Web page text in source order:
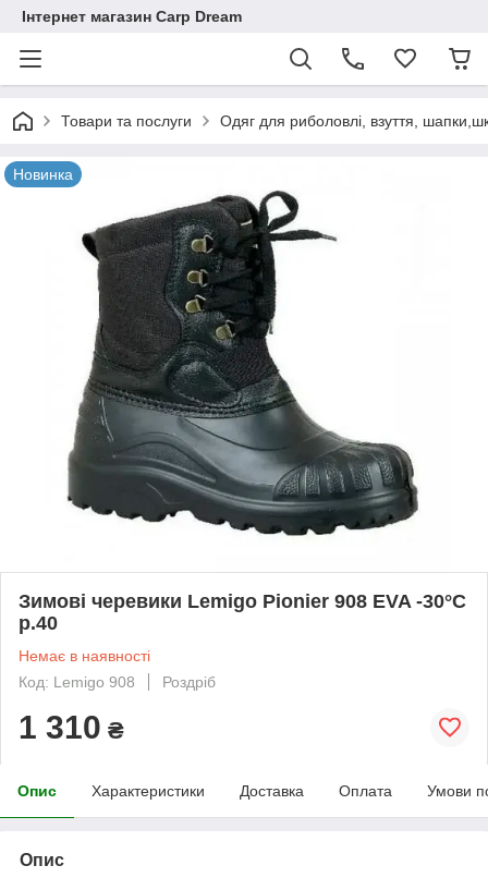
Інтернет магазин Carp Dream
Товари та послуги Одяг для риболовлі, взуття,
Новинка
Зимові черевики Lemigo Pionier 908 EVA -30°C
р.40
Немає в наявності
Код: Lemigo 908
Роздріб
1 310 ₴
Опис Характеристики Доставка Оплата Умови
Опис